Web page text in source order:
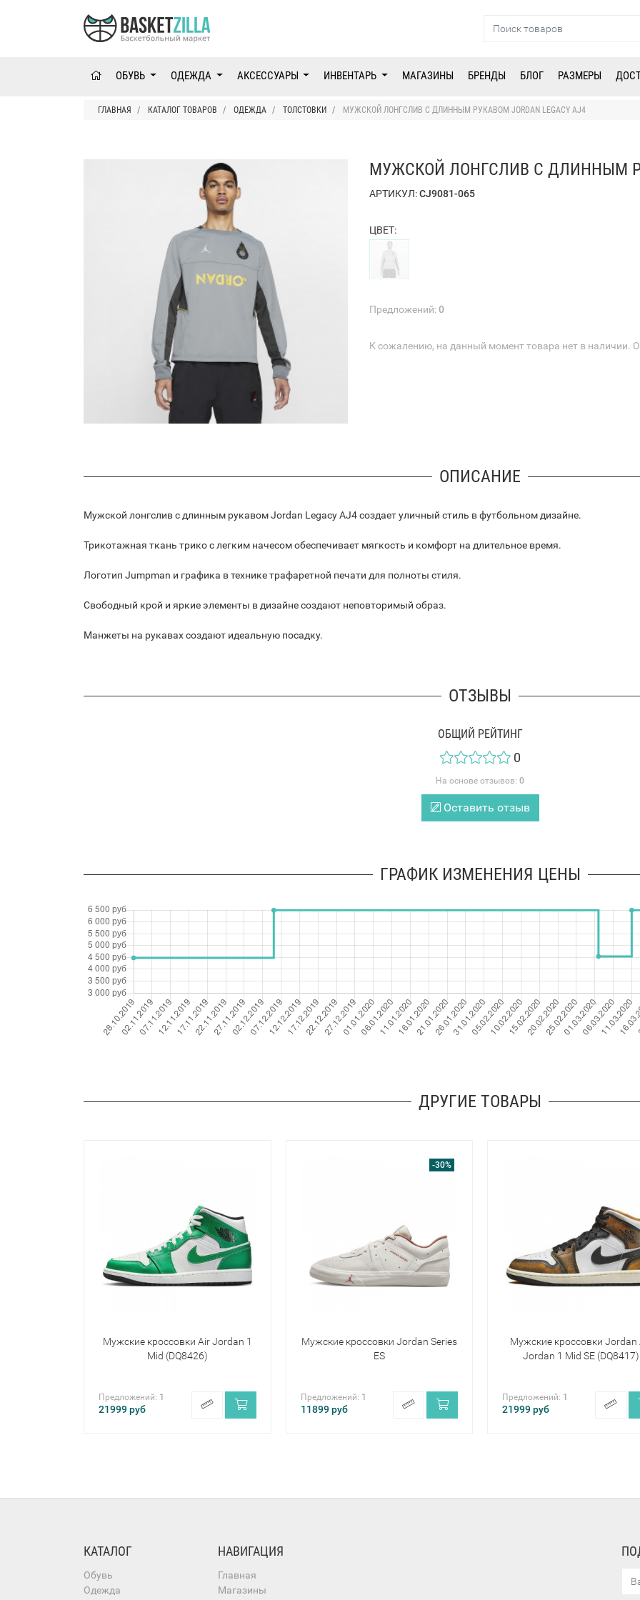
ОБУВЬ ОДЕЖДА АКСЕССУАРЫ ИНВЕНТАРЬ МАГАЗИНЫ БРЕНДЫ БЛОГ РАЗМЕРЫ
ГЛАВНАЯ КАТАЛОГ ТОВАРОВ ОДЕЖДА ТОЛСТОВКИ МУЖСКОЙ ЛОНГСЛИВ С ДЛИННЫМ РУКАВОМ JORDAN LEGACY AJ4
МУЖСКОЙ ЛОНГСЛИВ С ДЛИННЫМ
АРТИКУЛ:CJ9081-065
ЦВЕТ:
Предложений:0
К сожалению, на данный момент товара нет в наличии.
ОПИСАНИЕ
Мужской лонгслив с длинным рукавом Jordan Legacy AJ4 создает уличный стиль в футбольном дизайне.
Трикотажная ткань трико с легким начесом обеспечивает мягкость и комфорт на длительное время.
Логотип Jumpman и графика в технике трафаретной печати для полноты стиля.
Свободный крой и яркие элементы в дизайне создают неповторимый образ.
Манжеты на рукавах создают идеальную посадку.
ОТЗЫВЫ
ОБЩИЙ РЕЙТИНГ
0
На основе отзывов: 0
Оставить отзыв
ГРАФИК ИЗМЕНЕНИЯ ЦЕНЫ
ДРУГИЕ ТОВАРЫ
Мужские кроссовки Air Jordan 1
Mid (DQ8426)
Предложений: 1
21999руб
-30%
Мужские кроссовки Jordan Series
ES
Предложений: 1
11899руб
Мужские кроссовки Jordan
Jordan 1 Mid SE (DQ8417)
Предложений: 1
21999руб
КАТАЛОГ
Обувь
Одежда
НАВИГАЦИЯ
Главная
Магазины